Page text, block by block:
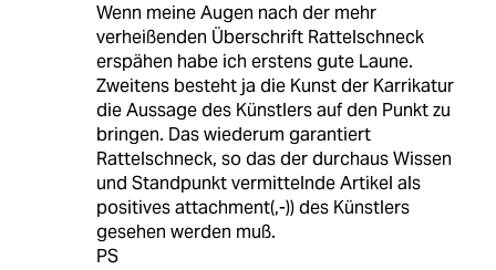
Wenn meine Augen nach der mehr
verheißenden Überschrift Rattelschneck
erspähen habe ich erstens gute Laune.
Zweitens besteht ja die Kunst der Karrikatur
die Aussage des Künstlers auf den Punkt zu
bringen. Das wiederum garantiert
Rattelschneck, so das der durchaus Wissen
und Standpunkt vermittelnde Artikel als
positives attachment(,-)) des Künstlers
gesehen werden muß.
PS